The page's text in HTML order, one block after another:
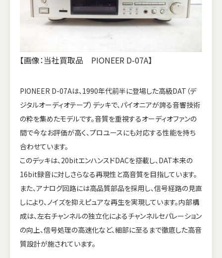
【画像：当社買取品 PIONEER D-07A】
PIONEER D-07Aは、1990年代前半に登場した高級DAT（デ
ジタルオーディオテープ）デッキで、パイオニアが誇る音響技術
の粋を集めたモデルです。音質を重視するオーディオファンの
間で今なお評価が高く、プロユースにも対応する性能を持ち
合わせています。
このデッキは、20bitエンハンスドDACを搭載し、DAT本来の
16bit録音に対しさらなる再現性と高音質を目指しています。
また、アナログ回路には高品質部品を採用し、信号経路の見直
しにより、ノイズを抑えピュアな再生を実現しています。内部構
成は、左右チャンネルの独立化によるチャンネルセパレーション
の向上、信号処理の高速化など、細部に至るまで徹底した高音
質設計が施されています。